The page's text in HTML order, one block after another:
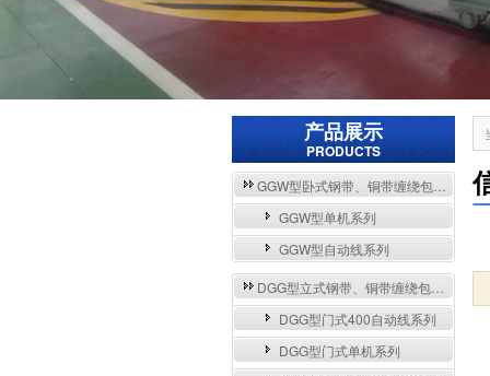
产品展示
PRODUCTS
GGW型卧式钢带、铜带缠绕包装自动流水线与单机系列
GGW型单机系列
GGW型自动线系列
DGG型立式钢带、铜带缠绕包装自动流水线与单机系列
DGG型门式400自动线系列
DGG型门式单机系列